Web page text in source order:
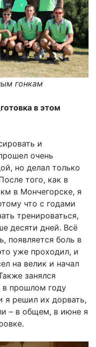
гонкам
в этом
и
очень
но делал только
того, как в
в Мончегорске, я
что с годами
тренироваться,
десяти дней. Всё
появляется боль в
уже проходил, и
на велик и начал
занялся
в прошлом году
я решил их дорвать,
– в общем, в июне я